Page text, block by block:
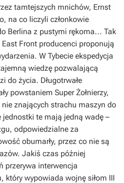
tamtejszych mnichów, Ernst
na co liczyli członkowie
Berlina z pustymi rękoma... Tak
East Front producenci proponują
W Tybecie ekspedycja
wiedzę pozwalającą
do życia. Długotrwałe
powstaniem Super Żołnierzy,
znających strachu maszyn do
jednostki te mają jedną wadę –
odpowiedzialne za
obumarły, przez co nie są
Jakiś czas później
przerywa interwencja
który wypowiada wojnę siłom III